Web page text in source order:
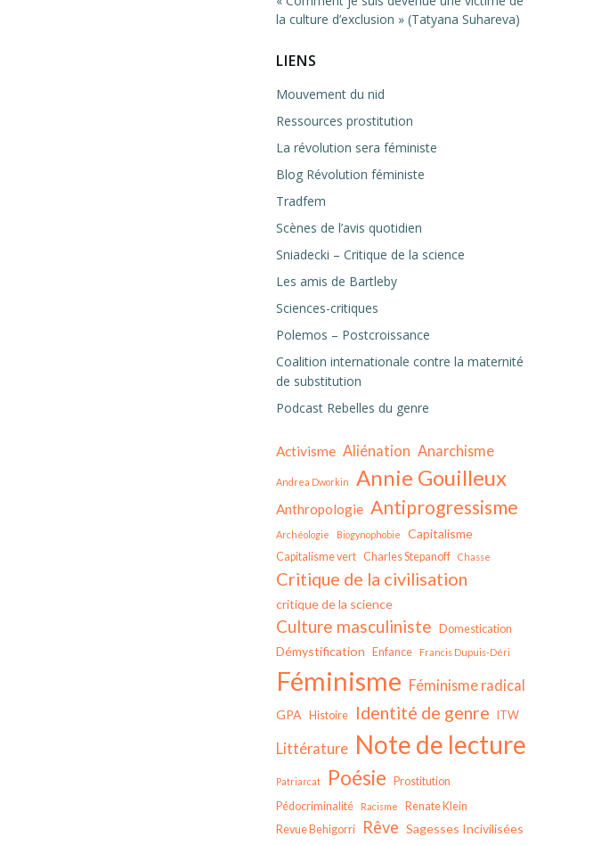
la culture d’exclusion » (Tatyana Suhareva)
LIENS
Mouvement du nid
Ressources prostitution
La révolution sera féministe
Blog Révolution féministe
Tradfem
Scènes de l’avis quotidien
Sniadecki – Critique de la science
Les amis de Bartleby
Sciences-critiques
Polemos – Postcroissance
Coalition internationale contre la maternité
de substitution
Podcast Rebelles du genre
Activisme Aliénation Anarchisme
Andrea Dworkin Annie Gouilleux
Anthropologie Antiprogressisme
Archéologie Biogynophobie Capitalisme
Capitalisme vert Charles Stepanoff Chasse
Critique de la civilisation
critique de la science
Culture masculiniste Domestication
Démystification Enfance Francis Dupuis-Déri
Féminisme Féminisme radical
GPA Histoire Identité de genre ITW
Littérature Note de lecture
Patriarcat Poésie Prostitution
Pédocriminalité
Racisme
Renate Klein
Revue Behigorri
Rêve Sagesses Incivilisées